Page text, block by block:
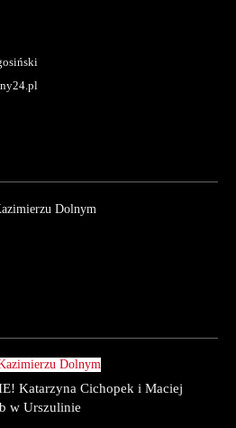
Dolnym
Dolnym
Katarzyna Cichopek i Maciej
w Urszulinie